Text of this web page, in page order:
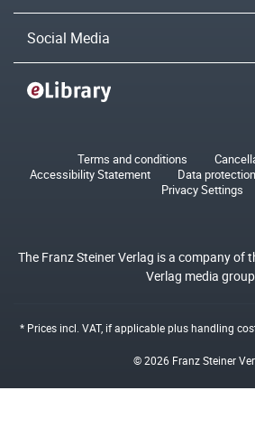
Social Media
Terms and conditions
Accessibility Statement
Data
Privacy Settings
The Franz Steiner Verlag is a company of
Verlag media
* Prices incl. VAT, if applicable plushandling
© 2026 Franz Steiner